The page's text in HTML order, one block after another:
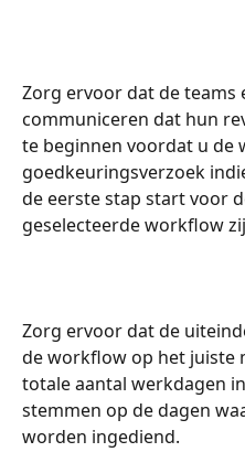
Zorg ervoor dat de
communiceren dat hun
te beginnen voordat u de
goedkeuringsverzoek
de eerste stap start voor
geselecteerde workflow
Zorg ervoor dat de
de workflow op het juiste
totale aantal werkdagen
stemmen op de dagen
worden ingediend.